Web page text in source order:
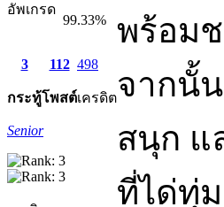
อัพเกรด
99.33%
3
กระทู้
112
โพสต์
498
เครดิต
Senior
พร้อม
จากนั้
สนุก แ
ที่ได่ทุ่